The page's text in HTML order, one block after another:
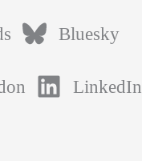
Bluesky
LinkedIn